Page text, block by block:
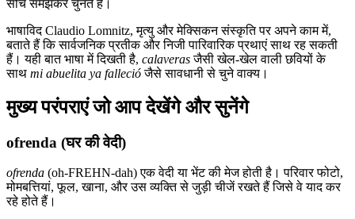
सोच समझकर चुनते हैं।
भाषाविद Claudio Lomnitz, मृत्यु और मेक्सिकन संस्कृति पर अपने काम में,
बताते हैं कि सार्वजनिक प्रतीक और निजी पारिवारिक प्रथाएं साथ रह सकती
हैं। यही बात भाषा में दिखती है, calaverasजैसी खेल-खेल वाली छवियों के
साथ mi abuelita ya fallecióजैसे सावधानी से चुने वाक्य।
मुख्य परंपराएं जो आप देखेंगे और सुनेंगे
ofrenda (घर की वेदी)
ofrenda (oh-FREHN-dah) एक वेदी या भेंट की मेज होती है। परिवार फोटो,
मोमबत्तियां, फूल, खाना, और उस व्यक्ति से जुड़ी चीजें रखते हैं जिसे वे याद कर
रहे होते हैं।